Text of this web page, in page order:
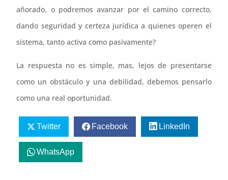
añorado, o podremos avanzar por el camino correcto,
dando seguridad y certeza jurídica a quienes operen el
sistema, tanto activa como pasivamente?
La respuesta no es simple, mas, lejos de presentarse
como un obstáculo y una debilidad, debemos pensarlo
como una real oportunidad.
Twitter Facebook LinkedIn
WhatsApp